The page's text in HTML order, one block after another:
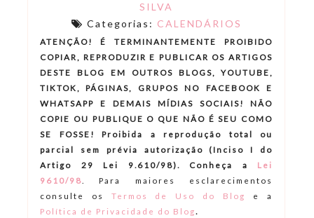
SILVA
Categorias: CALENDÁRIOS
ATENÇÃO! É TERMINANTEMENTE PROIBIDO
COPIAR, REPRODUZIR E PUBLICAR OS ARTIGOS
DESTE BLOG EM OUTROS BLOGS, YOUTUBE,
TIKTOK, PÁGINAS, GRUPOS NO FACEBOOK E
WHATSAPP E DEMAIS MÍDIAS SOCIAIS! NÃO
COPIE OU PUBLIQUE O QUE NÃO É SEU COMO
SE FOSSE! Proibida a reprodução total ou
parcial sem prévia autorização (Inciso I do
Artigo 29 Lei 9.610/98). Conheça a
Lei
9610/98
Para maiores esclarecimentos
consulte os Termos de Uso do Blog
e a
Política de Privacidade do Blog.